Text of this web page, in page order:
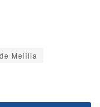
Melilla